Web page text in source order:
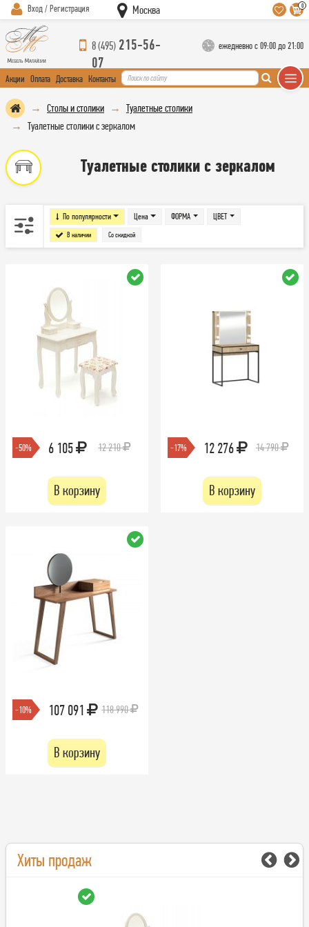
Вход / Регистрация Москва 0
8 (495) 215-56-
07
ежедневно с 09:00 до 21:00
Акции Оплата Доставка Контакты
Столы и столики
Туалетные столики
Туалетные столики с зеркалом
Туалетные столики с зеркалом
По популярности Цена
В наличии Со скидкой
ФОРМА ЦВЕТ
-50% 6 105 12 210
В корзину
-17% 12 276 14 790
В корзину
-10% 107 091 118 990
В корзину
Хиты продаж